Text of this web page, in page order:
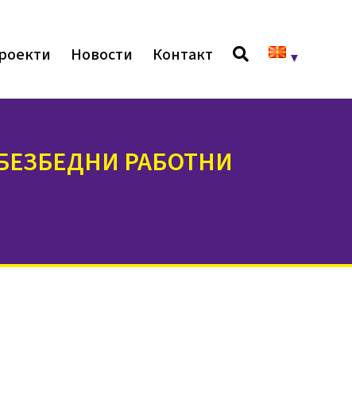
Новости Контакт
РАБОТНИ